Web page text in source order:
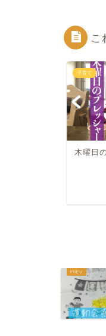
こ
子育て
木曜日